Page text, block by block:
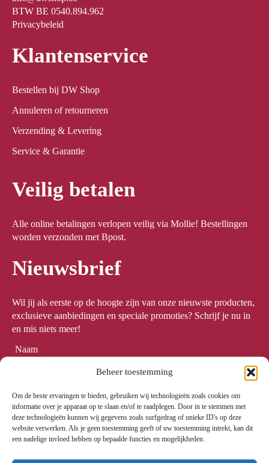
Beheer toestemming
Om de beste ervaringen te bieden, gebruiken wij technologieën zoals cookies om
informatie over je apparaat op te slaan en/of te raadplegen. Door in te stemmen met
deze technologieën kunnen wij gegevens zoals surfgedrag of unieke ID's op deze
website verwerken. Als je geen toestemming geeft of uw toestemming intrekt, kan dit
een nadelige invloed hebben op bepaalde functies en mogelijkheden.
BTW BE 0540.894.962
Privacybeleid
Klantenservice
Bestellen bij DW Shop
Annuleren of retourneren
Verzending & Levering
Service & Garantie
Veilig betalen
Alle online betalingen verlopen veilig via Mollie! Bestellingen
worden verzonden met Bpost.
Nieuwsbrief
Wil jij als eerste op de hoogte zijn van onze nieuwste producten,
exclusieve aanbiedingen en speciale promoties? Schrijf je nu in
en mis niets meer!
Naam *
Email *
Meld me aan